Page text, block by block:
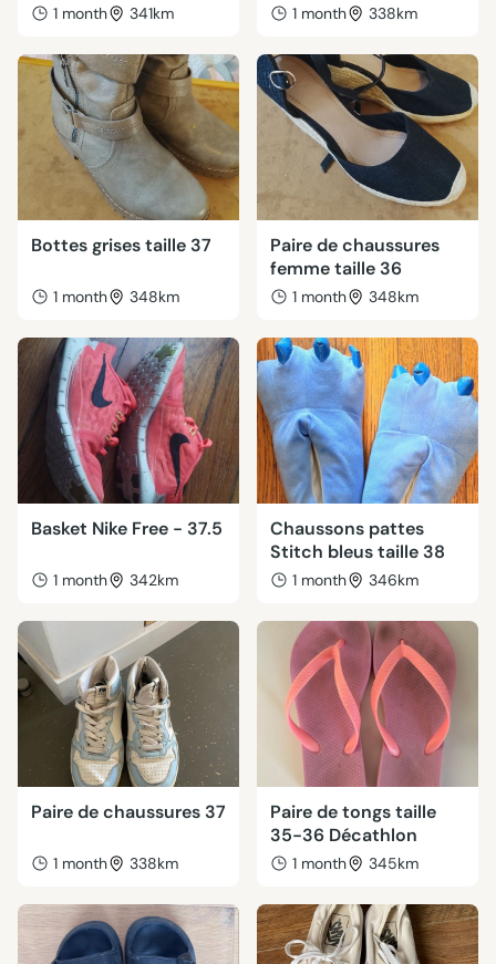
1 month 341km 1 month 338km
Bottes grises taille 37
1 month 348km
Paire de chaussures
femme taille 36
1 month 348km
Basket Nike Free - 37.5
1 month 342km
Chaussons pattes
Stitch bleus taille 38
1 month 346km
Paire de chaussures 37
1 month 338km
Paire de tongs taille
35-36 Décathlon
1 month 345km